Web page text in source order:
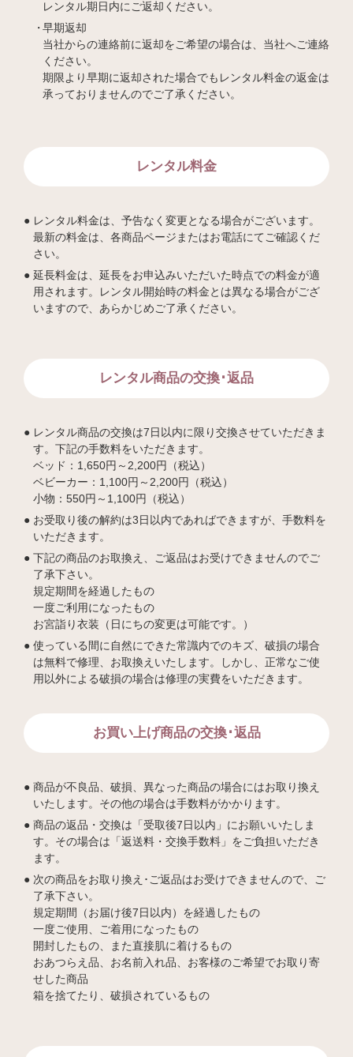
レンタル期日内にご返却ください。
早期返却
当社からの連絡前に返却をご希望の場合は、当社へご連絡
ください。
期限より早期に返却された場合でもレンタル料金の返金は
承っておりませんのでご了承ください。
レンタル料金
レンタル料金は、予告なく変更となる場合がございます。
最新の料金は、各商品ページまたはお電話にてご確認くだ
さい。
延長料金は、延長をお申込みいただいた時点での料金が適
用されます。レンタル開始時の料金とは異なる場合がござ
いますので、あらかじめご了承ください。
レンタル商品の交換･返品
レンタル商品の交換は7日以内に限り交換させていただきま
す。下記の手数料をいただきます。
ベッド：1,650円～2,200円（税込）
ベビーカー：1,100円～2,200円（税込）
小物：550円～1,100円（税込）
お受取り後の解約は3日以内であればできますが、手数料を
いただきます。
下記の商品のお取換え、ご返品はお受けできませんのでご
了承下さい。
規定期間を経過したもの
一度ご利用になったもの
お宮詣り衣装（日にちの変更は可能です。）
使っている間に自然にできた常識内でのキズ、破損の場合
は無料で修理、お取換えいたします。しかし、正常なご使
用以外による破損の場合は修理の実費をいただきます。
お買い上げ商品の交換･返品
商品が不良品、破損、異なった商品の場合にはお取り換え
いたします。その他の場合は手数料がかかります。
商品の返品・交換は「受取後7日以内」にお願いいたしま
す。その場合は「返送料・交換手数料」をご負担いただき
ます。
次の商品をお取り換え･ご返品はお受けできませんので、ご
了承下さい。
規定期間（お届け後7日以内）を経過したもの
一度ご使用、ご着用になったもの
開封したもの、また直接肌に着けるもの
おあつらえ品、お名前入れ品、お客様のご希望でお取り寄
せした商品
箱を捨てたり、破損されているもの